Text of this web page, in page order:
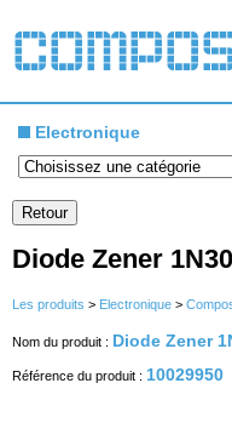
Electronique
Diode Zener
Les produits > Electronique >
Nom du produit : Diode Zener
Référence du produit : 10029950